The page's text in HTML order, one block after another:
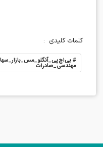
کلمات کلیدی :
#
مهندسی_صادرات